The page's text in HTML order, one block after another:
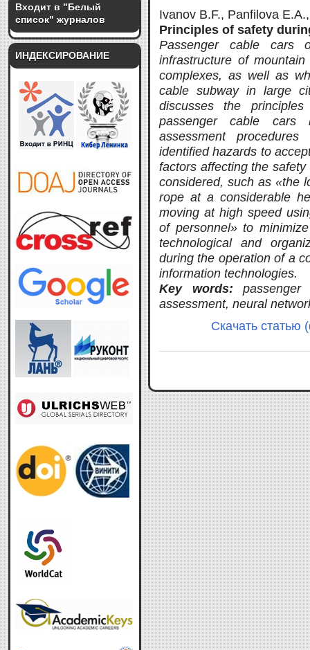
Входит в "Белый
список" журналов
ИНДЕКСИРОВАНИЕ
Ivanov B.F., Panfilova
Principles of safety
Passenger cable cars
infrastructure of
complexes, as well as
cable subway in large
discusses the
passenger cable cars
assessment
identified hazards to
factors affecting the
considered, such as «the
rope at a considerable
moving at high speed
of personnel» to
technological and
during the operation of a
information technologies.
Key words:
assessment, neural
Скачать